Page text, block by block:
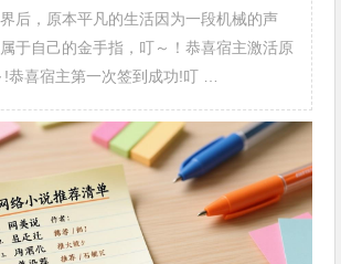
后，原本平凡的生活因为一段机械的声
于自己的金手指，叮～！恭喜宿主激活原
恭喜宿主第一次签到成功!叮 …